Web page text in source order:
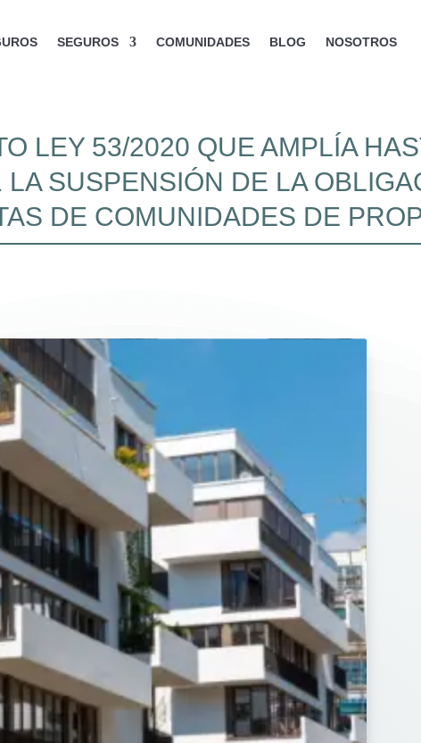
SEGUROS COMUNIDADES BLOG NOSOTROS
LEY 53/2020 QUE AMPLÍA
SUSPENSIÓN DE LA
DE COMUNIDADES DE